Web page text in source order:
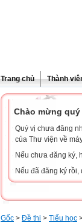
Trang chủ Thành
Chào mừng
Quý vị chưa đăng
của Thư viện về
Nếu chưa đăng ký,
Nếu đã đăng ký
Gốc > Đề thi > Tiểu học